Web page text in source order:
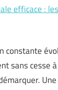
efficace :
constante
sans cesse